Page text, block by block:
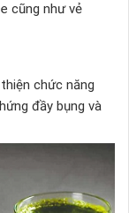
cũng như vẻ
chức năng
đầy bụng và